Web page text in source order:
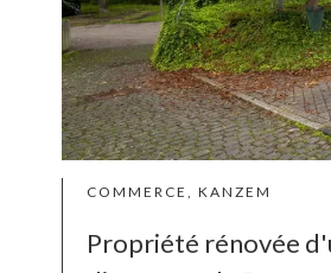
COMMERCE, KANZEM
Propriété rénovée